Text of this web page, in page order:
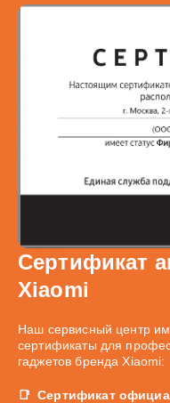
Сертификат
Xiaomi
Наш сервисный центр
сертификаты для
гаджетов бренда Xiaomi:
Сертификат